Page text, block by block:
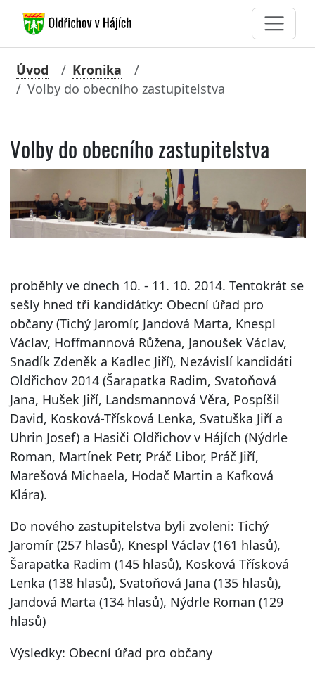
Úvod
Kronika
Volby do obecního zastupitelstva
Volby do obecního zastupitelstva
proběhly ve dnech 10. - 11. 10. 2014. Tentokrát se
sešly hned tři kandidátky: Obecní úřad pro
občany (Tichý Jaromír, Jandová Marta, Knespl
Václav, Hoffmannová Růžena, Janoušek Václav,
Snadík Zdeněk a Kadlec Jiří), Nezávislí kandidáti
Oldřichov 2014 (Šarapatka Radim, Svatoňová
Jana, Hušek Jiří, Landsmannová Věra, Pospíšil
David, Kosková-Třísková Lenka, Svatuška Jiří a
Uhrin Josef) a Hasiči Oldřichov v Hájích (Nýdrle
Roman, Martínek Petr, Práč Libor, Práč Jiří,
Marešová Michaela, Hodač Martin a Kafková
Klára).
Do nového zastupitelstva byli zvoleni: Tichý
Jaromír (257 hlasů), Knespl Václav (161 hlasů),
Šarapatka Radim (145 hlasů), Kosková Třísková
Lenka (138 hlasů), Svatoňová Jana (135 hlasů),
Jandová Marta (134 hlasů), Nýdrle Roman (129
hlasů)
Výsledky: Obecní úřad pro občany